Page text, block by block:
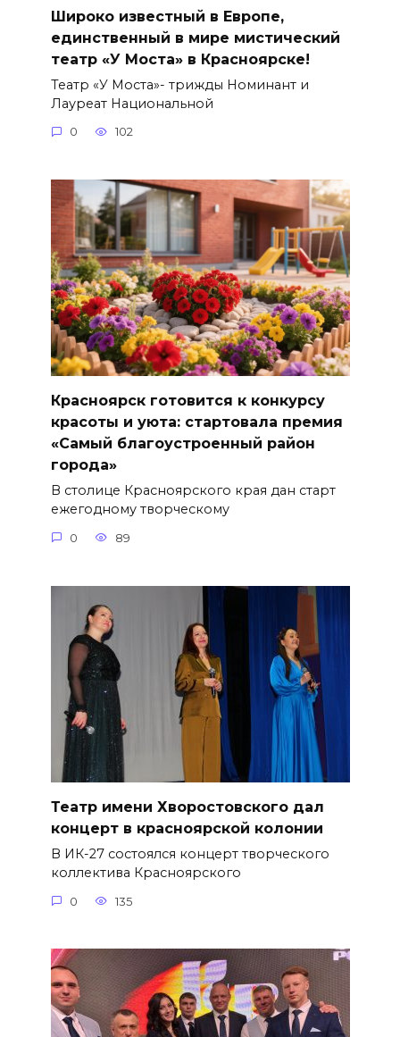
Широко известный в Европе,
единственный в мире мистический
театр «У Моста» в Красноярске!
Театр «У Моста»- трижды Номинант и
Лауреат Национальной
0 102
Красноярск готовится к конкурсу
красоты и уюта: стартовала премия
«Самый благоустроенный район
города»
В столице Красноярского края дан старт
ежегодному творческому
0 89
Театр имени Хворостовского дал
концерт в красноярской колонии
В ИК-27 состоялся концерт творческого
коллектива Красноярского
0 135